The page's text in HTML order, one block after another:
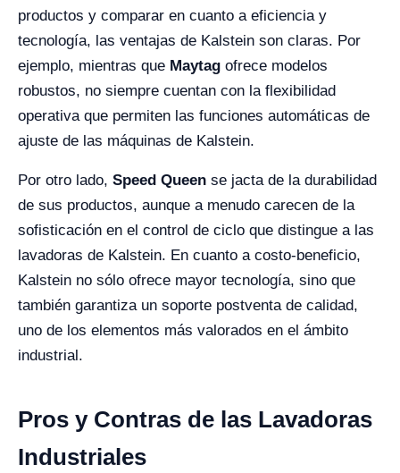
productos y comparar en cuanto a eficiencia y
tecnología, las ventajas de Kalstein son claras. Por
ejemplo, mientras que Maytag ofrece modelos
robustos, no siempre cuentan con la flexibilidad
operativa que permiten las funciones automáticas de
ajuste de las máquinas de Kalstein.
Por otro lado, Speed Queen se jacta de la durabilidad
de sus productos, aunque a menudo carecen de la
sofisticación en el control de ciclo que distingue a las
lavadoras de Kalstein. En cuanto a costo-beneficio,
Kalstein no sólo ofrece mayor tecnología, sino que
también garantiza un soporte postventa de calidad,
uno de los elementos más valorados en el ámbito
industrial.
Pros y Contras de las Lavadoras
Industriales